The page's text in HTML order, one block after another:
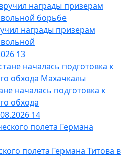
награды призерам
13
началась подготовка к
обхода
14
полета Германа Титова в